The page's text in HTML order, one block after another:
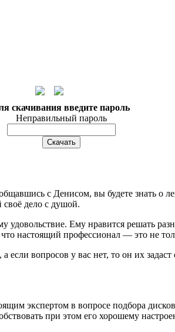
скачивания введите пароль
Неправильный пароль
с Денисом, вы будете знать о
дело с душой.
Ему нравится решать
настоящий профессионал — это не
вопросов у вас нет, то он их
экспертом в вопросе подбора
при этом его хорошему